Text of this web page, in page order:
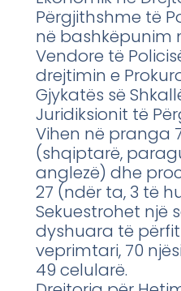
Përgjithshme të
në bashkëpunim
Vendore të
drejtimin e
Gjykatës së
Juridiksionit të
Vihen në pranga
(shqiptarë,
anglezë) dhe
27 (ndër ta, 3 të
Sekuestrohet një
dyshuara të
veprimtari, 70
49 celularë.